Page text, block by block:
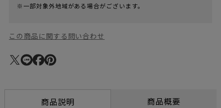
※一部対象外地域がある場合がございます。
この商品に関する問い合わせ
商品説明 商品概要